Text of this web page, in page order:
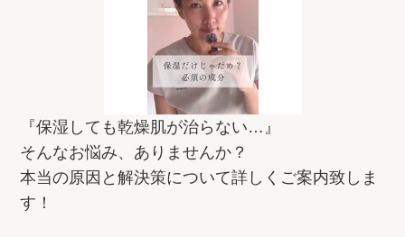
『保湿しても乾燥肌が治らない…』
そんなお悩み、ありませんか？
本当の原因と解決策について詳しくご案内致しま
す！